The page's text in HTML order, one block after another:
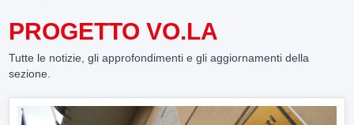
PROGETTO VO.LA
Tutte le notizie, gli approfondimenti e gli aggiornamenti della
sezione.